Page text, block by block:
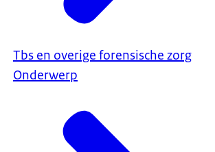
Tbs en overige forensische zorg
Onderwerp